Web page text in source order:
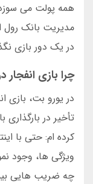
همه پولت می
در یک دور بازی
چرا بازی
در یورو بت، بازی
تأخیر در
ویژگی ها، وجود
چه ضریب هایی